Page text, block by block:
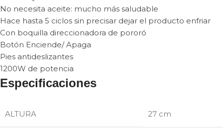
No necesita aceite: mucho más saludable
Hace hasta 5 ciclos sin precisar dejar el producto enfriar
Con boquilla direccionadora de pororó
Botón Enciende/ Apaga
Pies antideslizantes
1200W de potencia
Especificaciones
ALTURA 27 cm